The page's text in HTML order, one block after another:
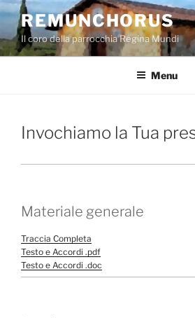
Salta
contenuto
REMUNCHORUS
Il coro della parrocchia Regina Mundi
Menu
Invochiamo la Tua
Materiale generale
Traccia Completa
Testo e Accordi .pdf
Testo e Accordi .doc